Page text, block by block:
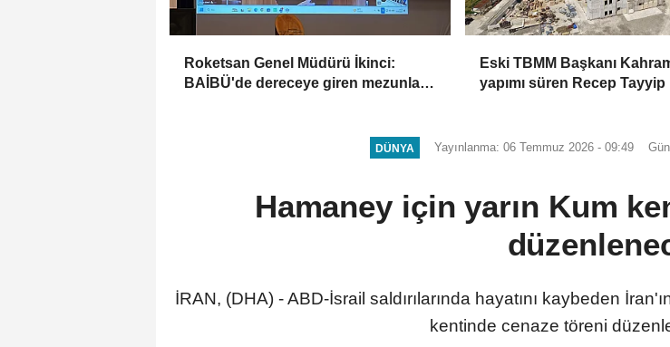
Roketsan Genel Müdürü İkinci:
BAİBÜ'de dereceye giren mezunları
Eski TBMM Başkanı
yapımı süren Recep Tayyip
DÜNYA Yayınlanma: 06 Temmuz 2026 - 09:49
Hamaney için yarın Kum
İRAN, (DHA) - ABD-İsrail saldırılarında hayatını kaybeden
kentinde cenaze töreni